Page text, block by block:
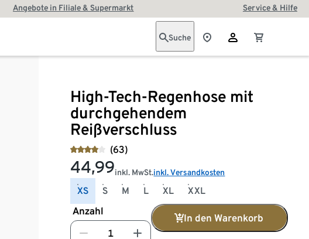
Angebote in Filiale & Supermarkt Service & Hilfe
Suche
High-Tech-Regenhose mit
durchgehendem
Reißverschluss
(63)
44,99inkl. MwSt.inkl. Versandkosten
XS S M L XL XXL
Anzahl
In den Warenkorb